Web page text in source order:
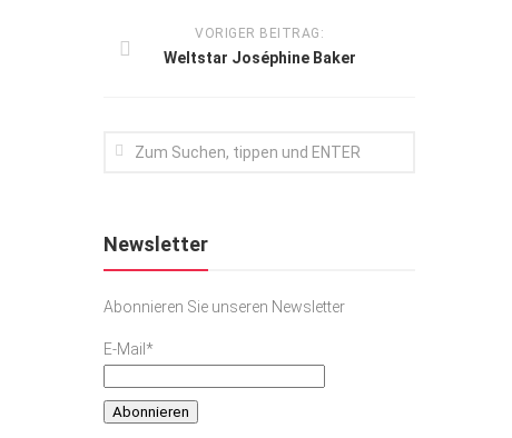
VORIGER BEITRAG:
Weltstar Joséphine Baker
Newsletter
Abonnieren Sie unseren Newsletter
E-Mail*